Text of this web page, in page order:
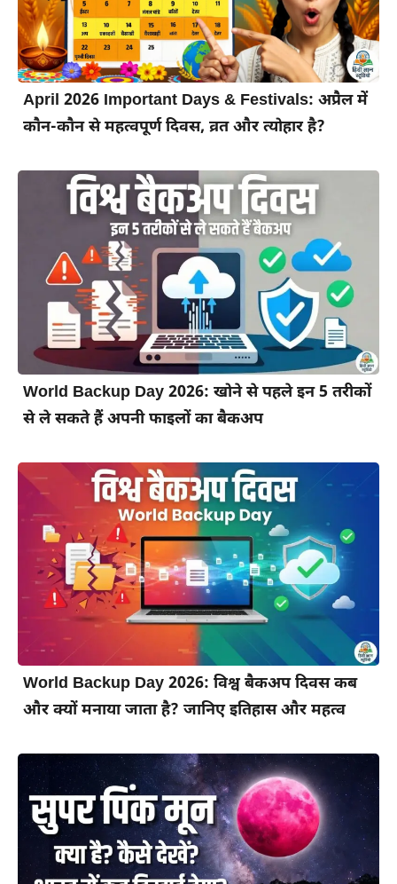
April 2026 Important Days & Festivals: अप्रैल में
कौन-कौन से महत्वपूर्ण दिवस, व्रत और त्योहार है?
World Backup Day 2026: खोने से पहले इन 5 तरीकों
से ले सकते हैं अपनी फाइलों का बैकअप
World Backup Day 2026: विश्व बैकअप दिवस कब
और क्यों मनाया जाता है? जानिए इतिहास और महत्व